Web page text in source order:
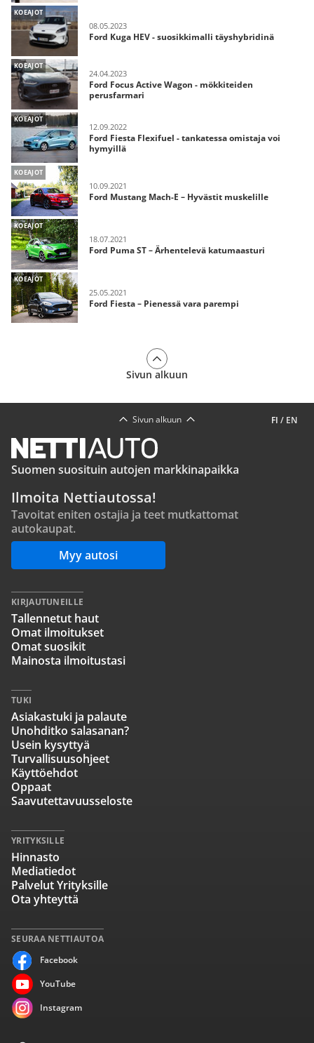
KOEAJOT
08.05.2023
Ford Kuga HEV - suosikkimalli täyshybridinä
KOEAJOT
24.04.2023
Ford Focus Active Wagon - mökkiteiden
perusfarmari
KOEAJOT
12.09.2022
Ford Fiesta Flexifuel - tankatessa omistaja voi
hymyillä
KOEAJOT
10.09.2021
Ford Mustang Mach-E – Hyvästit muskelille
KOEAJOT
18.07.2021
Ford Puma ST – Ärhentelevä katumaasturi
KOEAJOT
25.05.2021
Ford Fiesta – Pienessä vara parempi
Sivun alkuun
FI / EN
Sivun alkuun
Suomen suosituin autojen markkinapaikka
Ilmoita Nettiautossa!
Tavoitat eniten ostajia ja teet mutkattomat
autokaupat.
Myy autosi
SEURAA NETTIAUTOA
Facebook
YouTube
Instagram
KIRJAUTUNEILLE
Tallennetut haut
Omat ilmoitukset
Omat suosikit
Mainosta ilmoitustasi
TUKI
Asiakastuki ja palaute
Unohditko salasanan?
Usein kysyttyä
Turvallisuusohjeet
Käyttöehdot
Oppaat
Saavutettavuusseloste
YRITYKSILLE
Hinnasto
Mediatiedot
Palvelut Yrityksille
Ota yhteyttä